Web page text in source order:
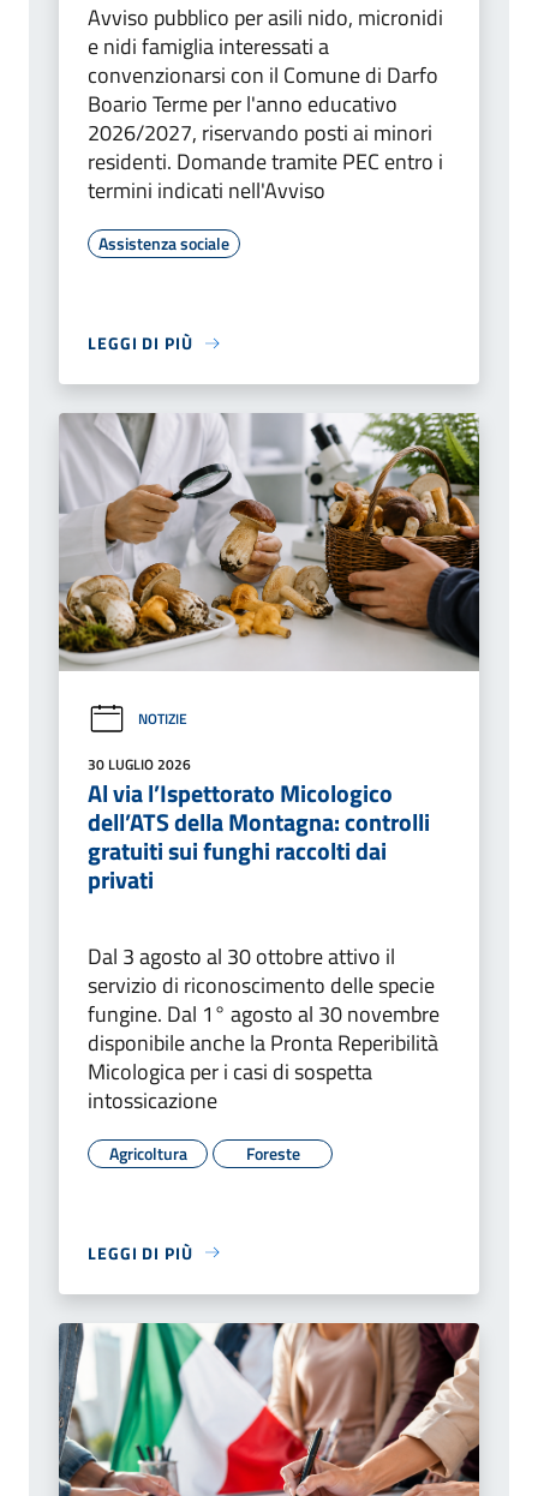
Avviso pubblico per asili nido, micronidi
e nidi famiglia interessati a
convenzionarsi con il Comune di Darfo
Boario Terme per l'anno educativo
2026/2027, riservando posti ai minori
residenti. Domande tramite PEC entro i
termini indicati nell'Avviso
Assistenza sociale
LEGGI DI PIÙ
NOTIZIE
30 LUGLIO 2026
Al via l’Ispettorato Micologico
dell’ATS della Montagna: controlli
gratuiti sui funghi raccolti dai
privati
Dal 3 agosto al 30 ottobre attivo il
servizio di riconoscimento delle specie
fungine. Dal 1° agosto al 30 novembre
disponibile anche la Pronta Reperibilità
Micologica per i casi di sospetta
intossicazione
Agricoltura Foreste
LEGGI DI PIÙ